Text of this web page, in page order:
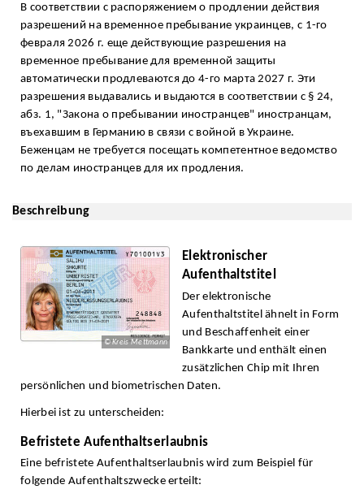
В соответствии с распоряжением о продлении действия
разрешений на временное пребывание украинцев, с 1-го
февраля 2026 г. еще действующие разрешения на
временное пребывание для временной защиты
автоматически продлеваются до 4-го марта 2027 г. Эти
разрешения выдавались и выдаются в соответствии с § 24,
абз. 1, "Закона о пребывании иностранцев" иностранцам,
въехавшим в Германию в связи с войной в Украине.
Беженцам не требуется посещать компетентное ведомство
по делам иностранцев для их продления.
Beschreibung
© Kreis Mettmann
Elektronischer
Aufenthaltstitel
Der elektronische
Aufenthaltstitel ähnelt in Form
und Beschaffenheit einer
Bankkarte und enthält einen
zusätzlichen Chip mit Ihren
persönlichen und biometrischen Daten.
Hierbei ist zu unterscheiden:
Befristete Aufenthaltserlaubnis
Eine befristete Aufenthaltserlaubnis wird zum Beispiel für
folgende Aufenthaltszwecke erteilt: